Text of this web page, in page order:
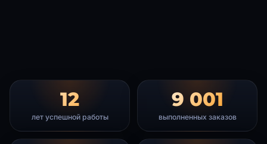
12
лет успешной работы
9 001
выполненных заказов